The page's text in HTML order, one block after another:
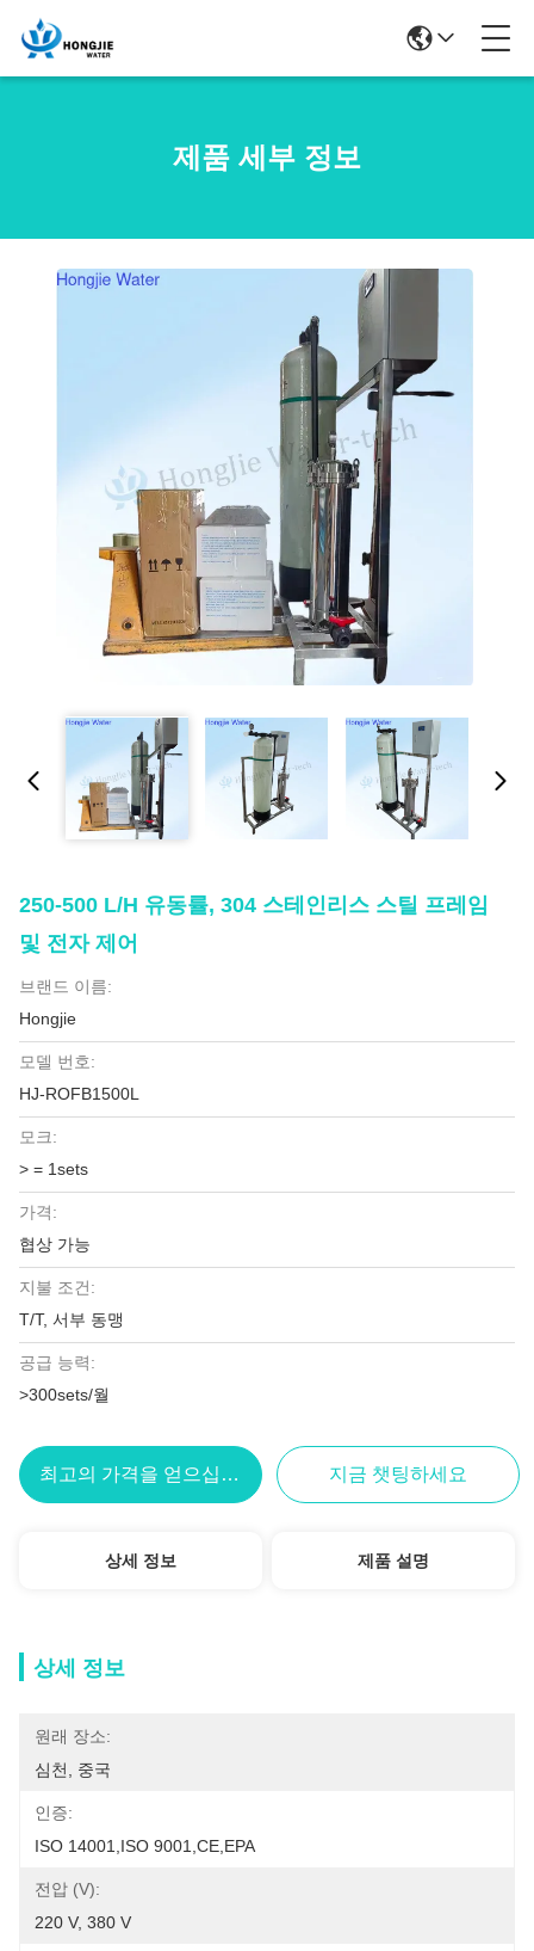
제품 세부 정보
250-500 L/H 유동률, 304 스테인리스 스틸 프레임
및 전자 제어
브랜드 이름:
Hongjie
모델 번호:
HJ-ROFB1500L
모크:
> = 1sets
가격:
협상 가능
지불 조건:
T/T, 서부 동맹
공급 능력:
>300sets/월
최고의 가격을 얻으십시오 지금 챗팅하세요
상세 정보 제품 설명
상세 정보
원래 장소:
심천, 중국
인증:
ISO 14001,ISO 9001,CE,EPA
전압 (V):
220 V, 380 V